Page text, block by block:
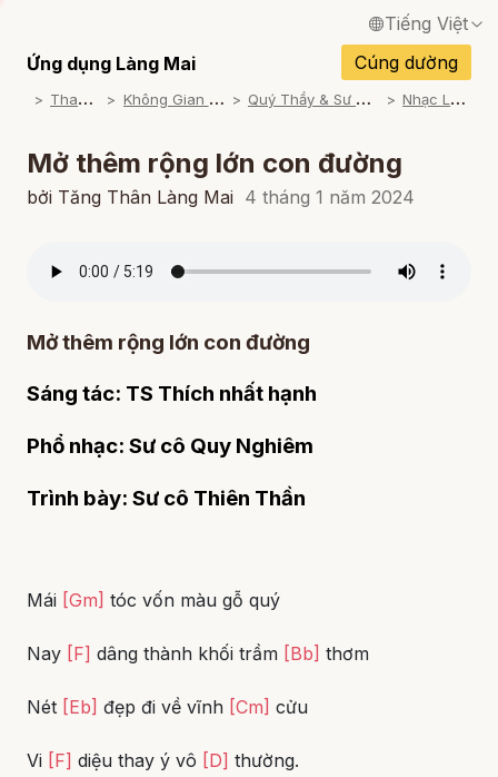
Tiếng Việt
English / Tiếng Anh
Français / Tiếng Pháp
Español / Tiếng Tây Ban Nha
Deutsch / Tiếng Đức
Português / Tiếng Bồ Đào Nha
Ứng dụng Làng Mai
Cúng dường
T
ham khảo K
hông Gian Thiền Ca Q
uý Thầy & Sư cô trình bày N
hạc Làng xưa
Mở thêm rộng lớn con đường
bởi Tăng Thân Làng Mai 4 tháng 1 năm 2024
Mở thêm rộng lớn con đường
Sáng tác: TS Thích nhất hạnh
Phổ nhạc: Sư cô Quy Nghiêm
Trình bày: Sư cô Thiên Thần
Mái [Gm] tóc vốn màu gỗ quý
Nay [F] dâng thành khối trầm [Bb] thơm
Nét [Eb] đẹp đi về vĩnh [Cm] cửu
Vi [F] diệu thay ý vô [D] thường.